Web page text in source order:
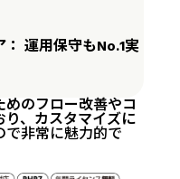
運用保守もNo.1実
のフロー改善やコ
、カスタマイズに
で非常に魅力的で